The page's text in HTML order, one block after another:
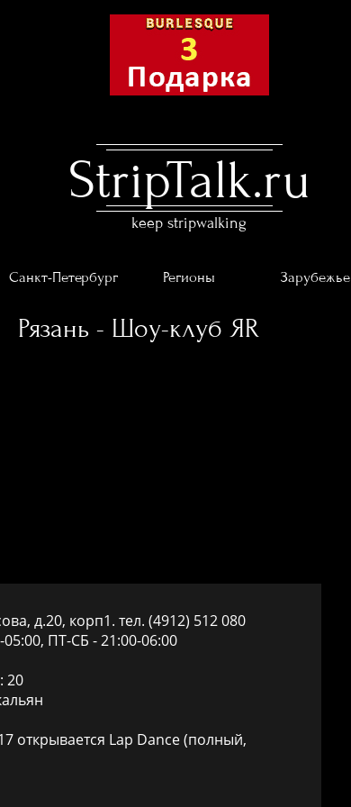
StripTalk.ru
keep stripwalking
Санкт-Петербург Регионы Зарубежье
Рязань - Шоу-клуб ЯR
д.20, корп1. тел. (4912) 512 080
ПТ-СБ - 21:00-06:00
20
открывается Lap Dance (полный,